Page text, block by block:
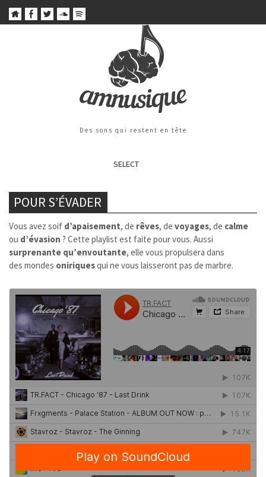
Des sons qui restent en tête
SELECT
POUR S’ÉVADER
Vous avez soif d’apaisement, de rêves, de voyages, de calme
ou d’évasion ? Cette playlist est faite pour vous. Aussi
surprenante qu’envoutante, elle vous propulsera dans
des mondes oniriquesqui ne vous laisseront pas de marbre.